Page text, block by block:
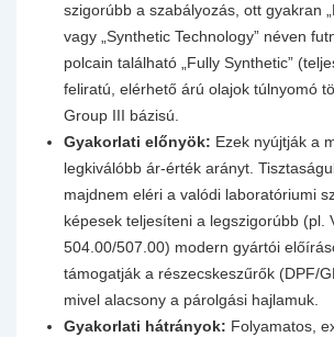
szigorúbb a szabályozás, ott gyakran
vagy „Synthetic Technology” néven
polcain található „Fully Synthetic”
feliratú, elérhető árú olajok túlnyomó
Group III bázisú.
Gyakorlati előnyök: Ezek nyújtják a
legkiválóbb ár-érték arányt.
majdnem eléri a valódi laboratóriumi
képesek teljesíteni a legszigorúbb (pl.
504.00/507.00) modern gyártói
támogatják a részecskeszűrők (DPF/
mivel alacsony a párolgási hajlamuk.
Gyakorlati hátrányok: Folyamatos,